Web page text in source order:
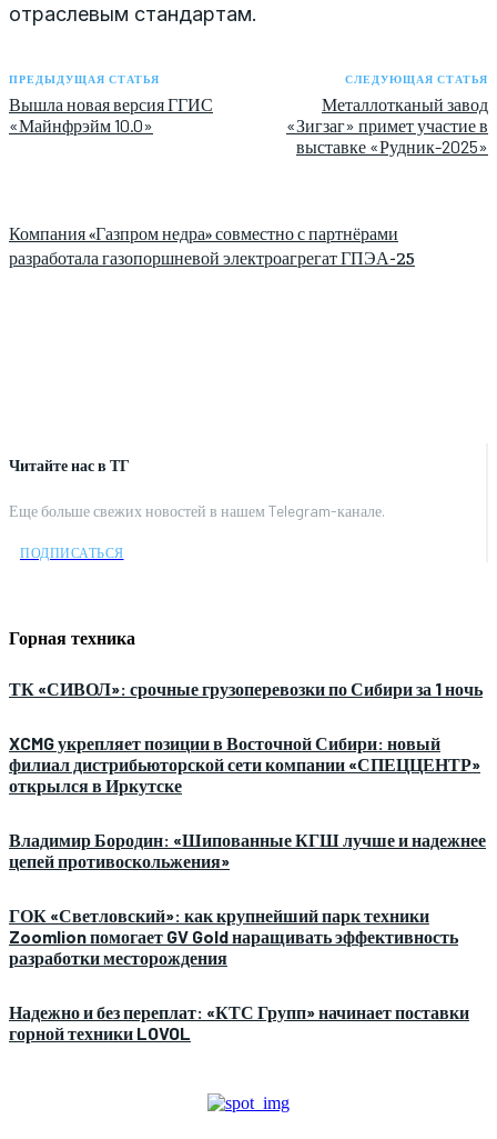
Читайте нас в ТГ
Еще больше свежих новостей в нашем Telegram-канале.
ПОДПИСАТЬСЯ
Горная техника
ТК «СИВОЛ»: срочные грузоперевозки по Сибири за 1 ночь
XCMG укрепляет позиции в Восточной Сибири: новый
филиал дистрибьюторской сети компании «СПЕЦЦЕНТР»
открылся в Иркутске
Владимир Бородин: «Шипованные КГШ лучше и надежнее
цепей противоскольжения»
ГОК «Светловский»: как крупнейший парк техники
Zoomlion помогает GV Gold наращивать эффективность
разработки месторождения
Надежно и без переплат: «КТС Групп» начинает поставки
горной техники LOVOL
отраслевым стандартам.
ПРЕДЫДУЩАЯ СТАТЬЯ
Вышла новая версия ГГИС
«Майнфрэйм 10.0»
СЛЕДУЮЩАЯ СТАТЬЯ
Металлотканый завод
«Зигзаг» примет участие в
выставке «Рудник-2025»
Компания «Газпром недра» совместно с партнёрами
разработала газопоршневой электроагрегат ГПЭА-25